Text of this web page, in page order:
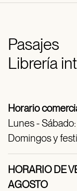
Pasajes
Librería
Horario
Lunes -
Domingos y
HORARIO DE
AGOSTO